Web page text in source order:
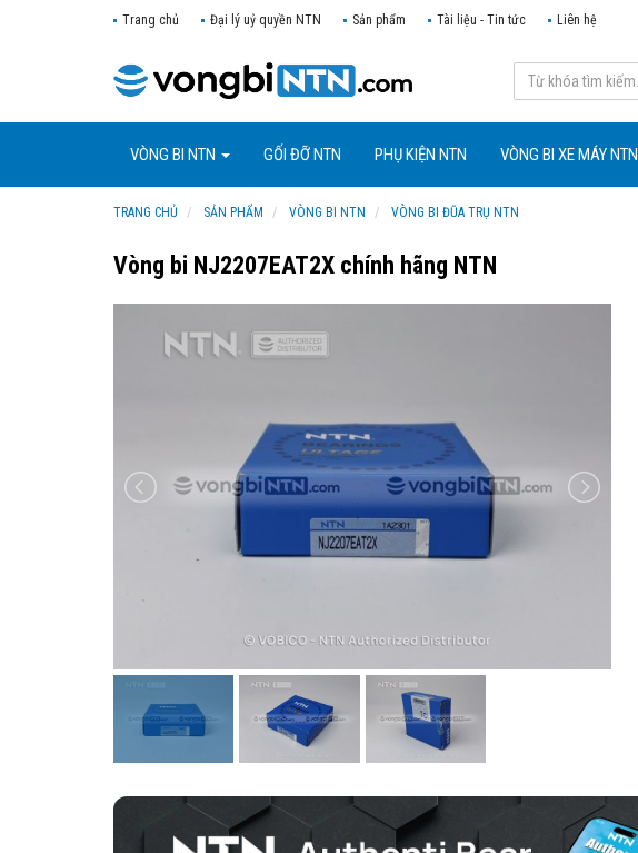
Trang chủ Đại lý uỷ quyền NTN Sản phẩm Tài liệu - Tin tức Liên hệ
VÒNG BI NTN GỐI ĐỠ NTN PHỤ KIỆN NTN VÒNG BI XE MÁY NTN
TRANG CHỦ SẢN PHẨM VÒNG BI NTN VÒNG BI ĐŨA TRỤ NTN
Vòng bi NJ2207EAT2X chính hãng NTN